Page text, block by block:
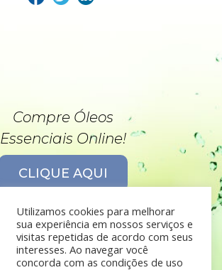
Compre Óleos
Essenciais Online!
CLIQUE AQUI
Utilizamos cookies para melhorar
sua experiência em nossos serviços e
visitas repetidas de acordo com seus
interesses. Ao navegar você
concorda com as condições de uso